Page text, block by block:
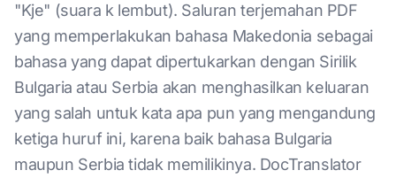
"Kje" (suara k lembut). Saluran terjemahan PDF
yang memperlakukan bahasa Makedonia sebagai
bahasa yang dapat dipertukarkan dengan Sirilik
Bulgaria atau Serbia akan menghasilkan keluaran
yang salah untuk kata apa pun yang mengandung
ketiga huruf ini, karena baik bahasa Bulgaria
maupun Serbia tidak memilikinya. DocTranslator